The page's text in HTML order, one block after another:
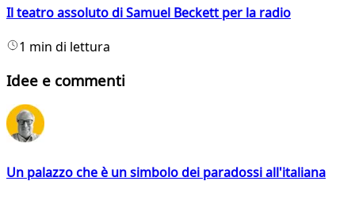
Il teatro assoluto di Samuel Beckett per la radio
1 min di lettura
Idee e commenti
Un palazzo che è un simbolo dei paradossi all'italiana